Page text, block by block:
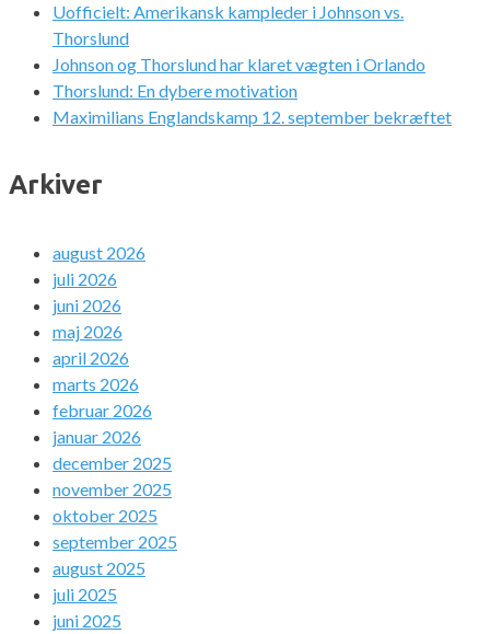
Uofficielt: Amerikansk kampleder i Johnson vs.
Thorslund
Johnson og Thorslund har klaret vægten i Orlando
Thorslund: En dybere motivation
Maximilians Englandskamp 12. september bekræftet
Arkiver
august 2026
juli 2026
juni 2026
maj 2026
april 2026
marts 2026
februar 2026
januar 2026
december 2025
november 2025
oktober 2025
september 2025
august 2025
juli 2025
juni 2025